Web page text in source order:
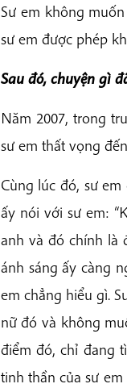
Sư em không
sư em được phép
Sau đó, chuyện gì
Năm 2007, trong
sư em thất vọng
Cùng lúc đó, sư
ấy nói với sư em:
anh và đó chính là
ánh sáng ấy càng
em chẳng hiểu gì.
nữ đó và không
điểm đó, chỉ đang
tinh thần của sư